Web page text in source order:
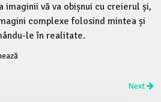
vă va obișnui cu creierul și,
complexe folosind mintea și
le în realitate.
Next